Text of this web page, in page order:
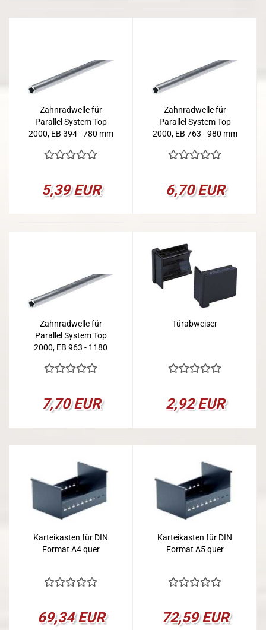
Zahnradwelle für
Parallel System Top
2000, EB 394 - 780 mm
5,39 EUR
Zahnradwelle für
Parallel System Top
2000, EB 763 - 980 mm
6,70 EUR
Zahnradwelle für
Parallel System Top
2000, EB 963 - 1180
7,70 EUR
Türabweiser
2,92 EUR
Karteikasten für DIN
Format A4 quer
69,34 EUR
Karteikasten für DIN
Format A5 quer
72,59 EUR